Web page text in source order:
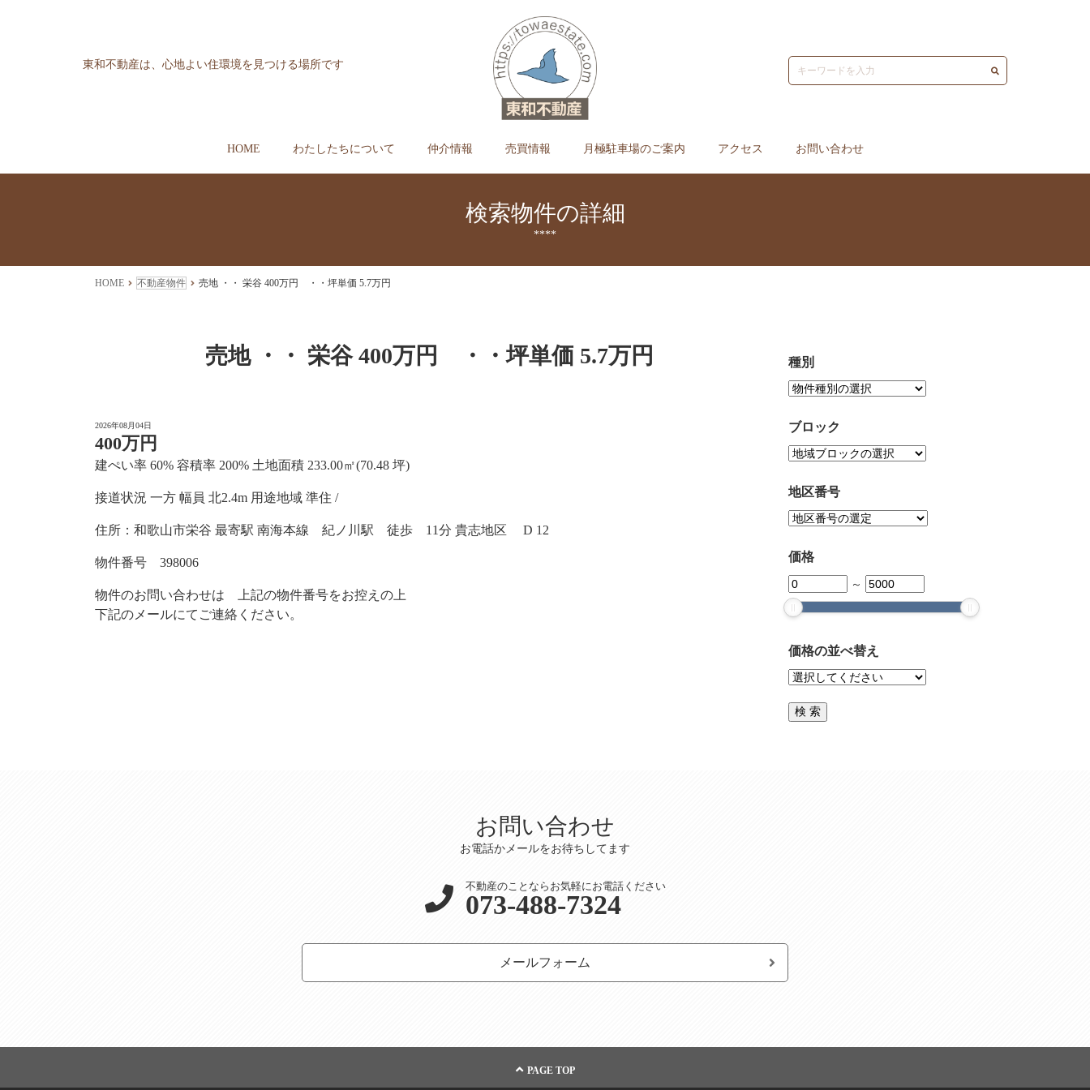
東和不動産は、心地よい住環境を見つける場所です
HOME わたしたちについて 仲介情報 売買情報 月極駐車場のご案内 アクセス お問い合わせ
検索物件の詳細
****
HOME 不動産物件 売地 ・・ 栄谷 400万円 ・・坪単価 5.7万円
売地 ・・ 栄谷 400万円 ・・坪単価 5.7万円
2026年08月04日
400万円
建ぺい率 60% 容積率 200% 土地面積 233.00㎡(70.48 坪)
接道状況 一方 幅員 北2.4m 用途地域 準住 /
住所：和歌山市栄谷 最寄駅 南海本線 紀ノ川駅 徒歩 11分 貴志地区 D 12
物件番号 398006
物件のお問い合わせは 上記の物件番号をお控えの上
下記のメールにてご連絡ください。
種別
ブロック
地区番号
価格
～
価格の並べ替え
お問い合わせ
お電話かメールをお待ちしてます
不動産のことならお気軽にお電話ください
073-488-7324
メールフォーム
PAGE TOP